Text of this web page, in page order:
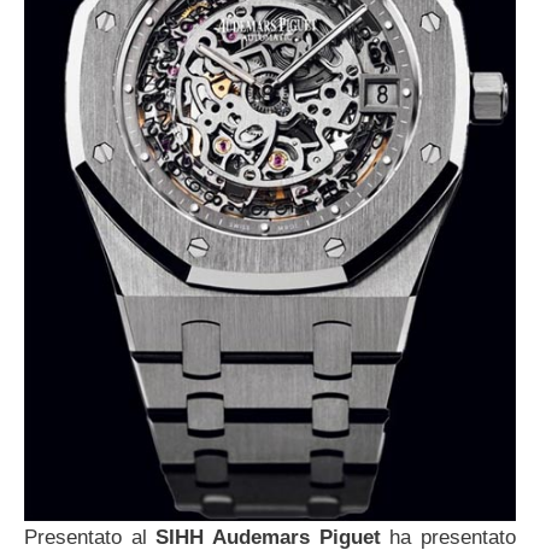
Presentato alSIHH Audemars Piguetha presentato